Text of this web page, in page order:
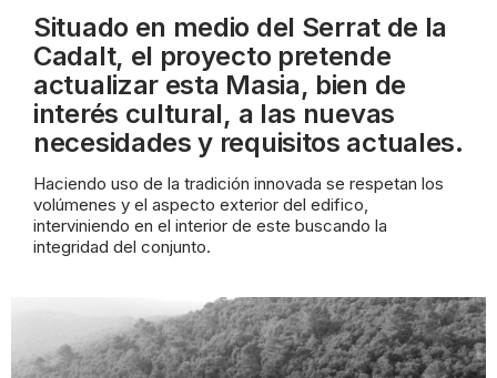
Situado en medio del Serrat de la
Cadalt, el proyecto pretende
actualizar esta Masia, bien de
interés cultural, a las nuevas
necesidades y requisitos actuales.
Haciendo uso de la tradición innovada se respetan los
volúmenes y el aspecto exterior del edifico,
interviniendo en el interior de este buscando la
integridad del conjunto.